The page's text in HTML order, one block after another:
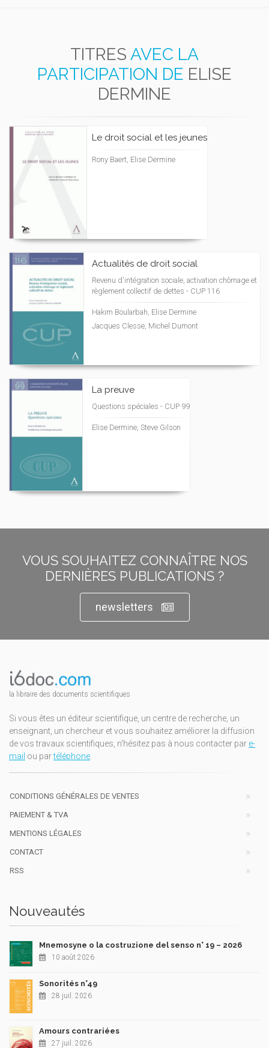
TITRES AVEC LA
PARTICIPATION DE ELISE
DERMINE
Le droit social et les jeunes
Rony Baert, Elise Dermine
Actualités de droit social
Revenu d'intégration sociale, activation chômage et
règlement collectif de dettes - CUP 116
Hakim Boularbah, Elise Dermine
Jacques Clesse, Michel Dumont
La preuve
Questions spéciales - CUP 99
Elise Dermine, Steve Gilson
VOUS SOUHAITEZ CONNAÎTRE NOS
DERNIÈRES PUBLICATIONS ?
newsletters
la libraire des documents scientifiques
Si vous êtes un éditeur scientifique, un centre de recherche, un
enseignant, un chercheur et vous souhaitez améliorer la diffusion
de vos travaux scientifiques, n'hésitez pas à nous contacter par e-
mail ou partéléphone.
CONDITIONS GÉNÉRALES DE VENTES
PAIEMENT & TVA
MENTIONS LÉGALES
CONTACT
RSS
Nouveautés
Mnemosyne o la costruzione del senso n° 19 – 2026
10 août 2026
Sonorités n°49
28 juil. 2026
Amours contrariées
27 juil. 2026